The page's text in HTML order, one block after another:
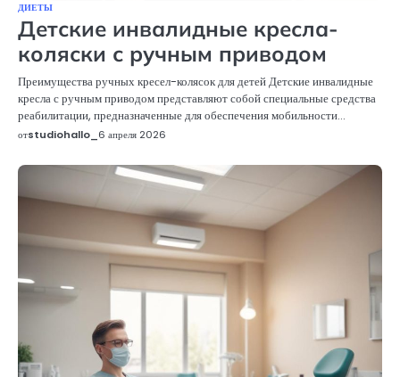
ДИЕТЫ
Детские инвалидные кресла-
коляски с ручным приводом
Преимущества ручных кресел-колясок для детей Детские инвалидные
кресла с ручным приводом представляют собой специальные средства
реабилитации, предназначенные для обеспечения мобильности…
отstudiohallo_ 6 апреля 2026